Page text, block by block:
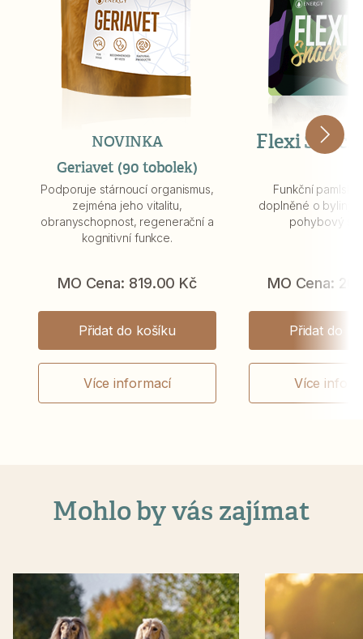
NOVINKA
Geriavet (90 tobolek)
Podporuje stárnoucí organismus,
zejména jeho vitalitu,
obranyschopnost, regenerační a
kognitivní funkce.
MO Cena: 819.00 Kč
Přidat do košíku
Více informací
Flexi Snack
Funkční
doplněné o byliny
pohybový
MO Cena:
Přidat do
Více
Mohlo by vás zajímat